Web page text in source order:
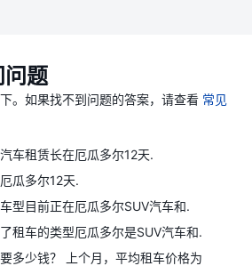
问题
。如果找不到问题的答案，请查看 常见
车租赁长在厄瓜多尔12天.
瓜多尔12天.
型目前正在厄瓜多尔SUV汽车和.
租车的类型厄瓜多尔是SUV汽车和.
多少钱？ 上个月，平均租车价格为